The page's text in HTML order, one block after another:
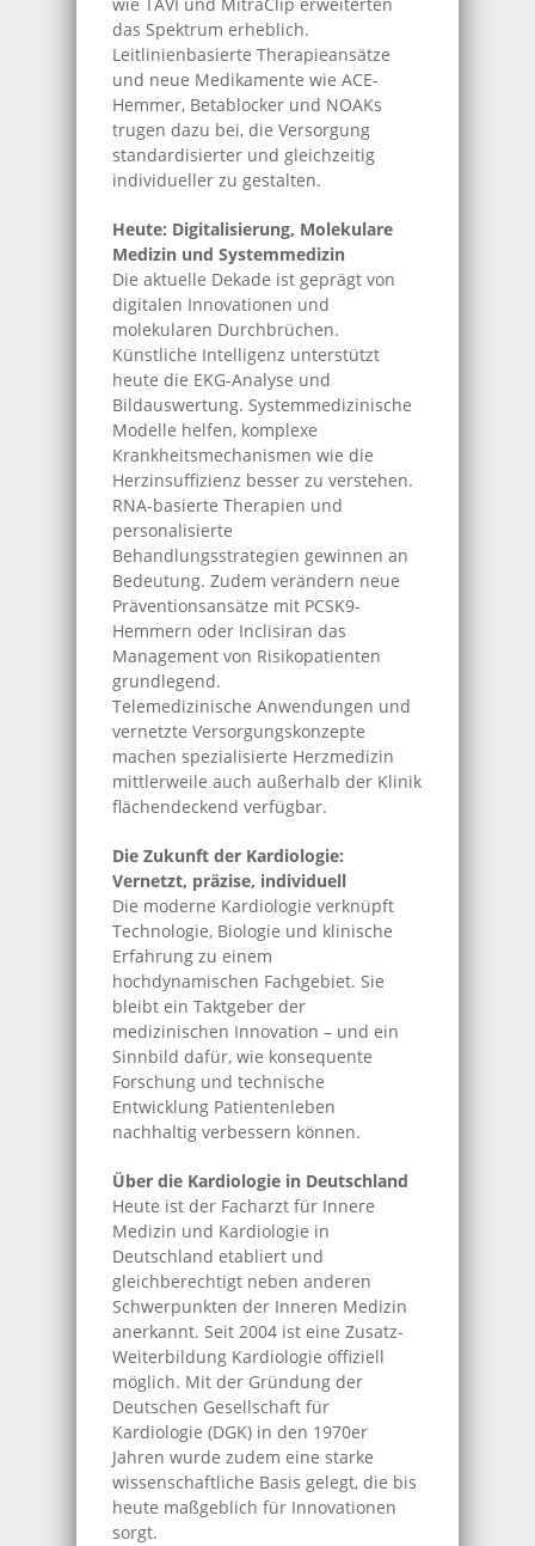
das Spektrum erheblich.
Leitlinienbasierte Therapieansätze
und neue Medikamente wie ACE-
Hemmer, Betablocker und NOAKs
trugen dazu bei, die Versorgung
standardisierter und gleichzeitig
individueller zu gestalten.
Heute: Digitalisierung, Molekulare
Medizin und Systemmedizin
Die aktuelle Dekade ist geprägt von
digitalen Innovationen und
molekularen Durchbrüchen.
Künstliche Intelligenz unterstützt
heute die EKG-Analyse und
Bildauswertung. Systemmedizinische
Modelle helfen, komplexe
Krankheitsmechanismen wie die
Herzinsuffizienz besser zu verstehen.
RNA-basierte Therapien und
personalisierte
Behandlungsstrategien gewinnen an
Bedeutung. Zudem verändern neue
Präventionsansätze mit PCSK9-
Hemmern oder Inclisiran das
Management von Risikopatienten
grundlegend.
Telemedizinische Anwendungen und
vernetzte Versorgungskonzepte
machen spezialisierte Herzmedizin
mittlerweile auch außerhalb der Klinik
flächendeckend verfügbar.
Die Zukunft der Kardiologie:
Vernetzt, präzise, individuell
Die moderne Kardiologie verknüpft
Technologie, Biologie und klinische
Erfahrung zu einem
hochdynamischen Fachgebiet. Sie
bleibt ein Taktgeber der
medizinischen Innovation – und ein
Sinnbild dafür, wie konsequente
Forschung und technische
Entwicklung Patientenleben
nachhaltig verbessern können.
Über die Kardiologie in Deutschland
Heute ist der Facharzt für Innere
Medizin und Kardiologie in
Deutschland etabliert und
gleichberechtigt neben anderen
Schwerpunkten der Inneren Medizin
anerkannt. Seit 2004 ist eine Zusatz-
Weiterbildung Kardiologie offiziell
möglich. Mit der Gründung der
Deutschen Gesellschaft für
Kardiologie (DGK) in den 1970er
Jahren wurde zudem eine starke
wissenschaftliche Basis gelegt, die bis
heute maßgeblich für Innovationen
sorgt.